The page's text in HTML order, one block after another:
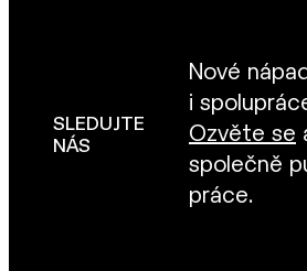
SLEDUJTE
NÁS
Nové
i
Ozvěte se
společně
práce.